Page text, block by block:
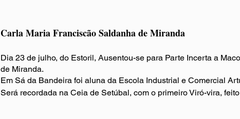
Carla Maria Franciscão Saldanha de Miranda
Dia 23 de julho, do Estoril, Ausentou-se para Parte Incerta a
de Miranda.
Em Sá da Bandeira foi aluna da Escola Industrial e Comercial
Será recordada na Ceia de Setúbal, com o primeiro Viró-vira,